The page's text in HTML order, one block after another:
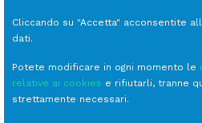
Cliccando su "Accetta" acconsentite
dati.
Potete modificare in ogni momento le
relative ai cookies e rifiutarli, tranne
strettamente necessari.